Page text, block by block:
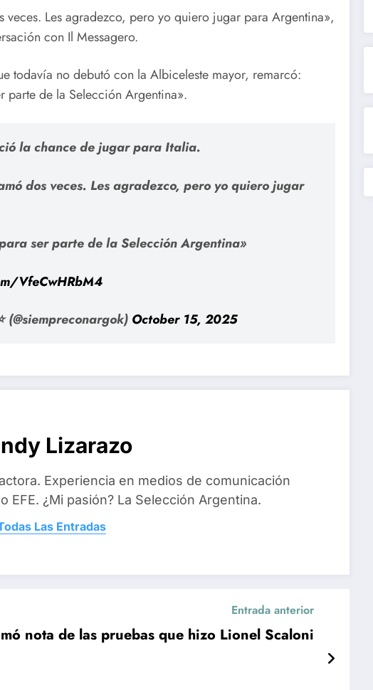
veces. Les agradezco, pero yo quiero jugar para Argentina»,
con Il Messagero.
todavía no debutó con la Albiceleste mayor, remarcó:
parte de la Selección Argentina».
la chance de jugar para Italia.
dos veces. Les agradezco, pero yo quiero jugar
ser parte de la Selección Argentina»
VfeCwHRbM4
(@siempreconargok) October 15, 2025
Lizarazo
Experiencia en medios de comunicación
EFE. ¿Mi pasión? La Selección Argentina.
Las Entradas
Entrada anterior
nota de las pruebas que hizo Lionel Scaloni